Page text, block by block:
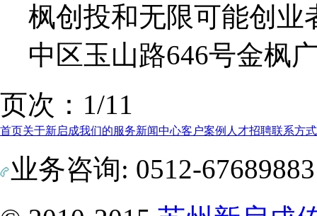
枫创投和无限可能创业
中区玉山路646号金枫
页次：1/1 1
首页关于新启成我们的服务新闻中心客户案例 人才招聘联系方式
业务咨询: 0512-